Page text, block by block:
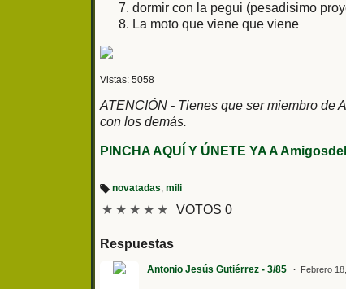
dormir con la pegui (pesadisimo
La moto que viene que viene
Vistas: 5058
ATENCIÓN - Tienes que ser miembro de
con los demás.
PINCHA AQUÍ Y ÚNETE YA A
iq
a
s:
novatadas, mili
★ ★ ★ ★ ★ VOTOS 0
Respuestas
Antonio Jesús Gutiérrez - 3/85 Febrero